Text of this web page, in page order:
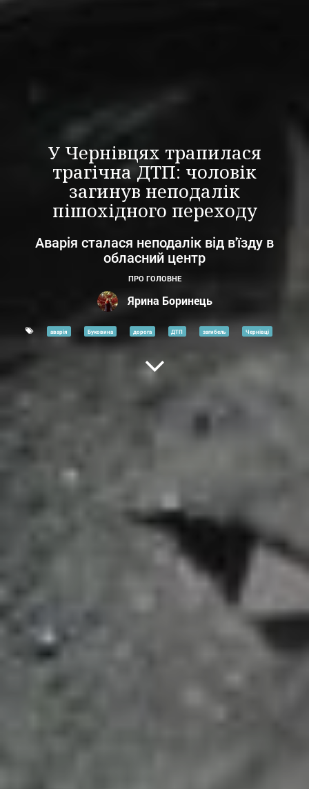
У Чернівцях трапилася
трагічна ДТП: чоловік
загинув неподалік
пішохідного переходу
Аварія сталася неподалік від в'їзду в
обласний центр
ПРО ГОЛОВНЕ
Ярина Боринець
аварія Буковина дорога ДТП загибель Чернівці